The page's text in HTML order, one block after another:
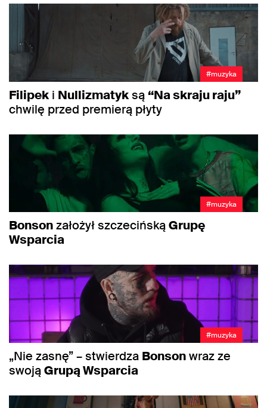
#muzyka
Filipek i Nullizmatyksą “Na skraju raju”
chwilę przed premierą płyty
#muzyka
Bonsonzałożył szczecińskąGrupę
Wsparcia
#muzyka
„Nie zasnę” – stwierdza Bonsonwraz ze
swojąGrupą Wsparcia